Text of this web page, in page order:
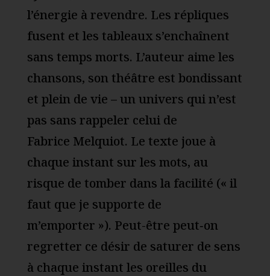
l’énergie à revendre. Les répliques
fusent et les tableaux s’enchaînent
sans temps morts. L’auteur aime les
chansons, son théâtre est bondissant
et plein de vie – un univers qui n’est
pas sans rappeler celui de
Fabrice Melquiot. Le texte joue à
chaque instant sur les mots, au
risque de tomber dans la facilité (« il
faut que je supporte de
m’emporter »). Peut-être peut‑on
regretter ce désir de saturer de sens
à chaque instant les oreilles du